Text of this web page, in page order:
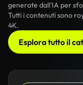
generate dall'IA per
Tutti i contenuti sono
4K.
Esplora tutto il